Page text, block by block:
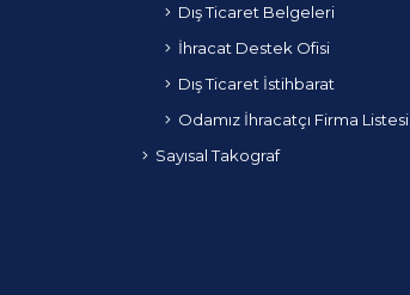
Dış Ticaret Belgeleri
İhracat Destek Ofisi
Dış Ticaret İstihbarat
Odamız İhracatçı Firma Listesi
Sayısal Takograf